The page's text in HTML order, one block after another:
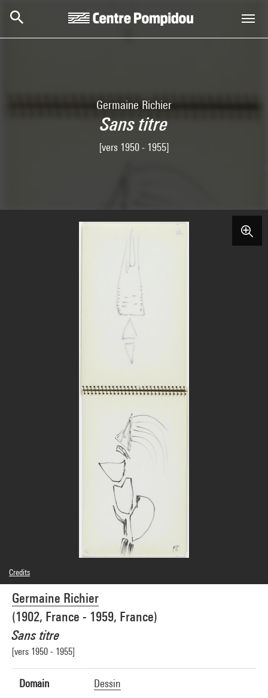
Germaine Richier
Sans titre
[vers 1950 - 1955]
Germaine Richier
(1902, France - 1959, France)
Sans titre
[vers 1950 - 1955]
Domain Dessin
Credits
© Adagp, Paris
Photo credits : Audrey Laurans - Centre Pompidou, MNAM-CCI
Image reference : 4N91518
Image presentation :GrandPalaisRmnPhoto